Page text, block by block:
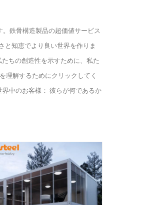
鉄骨構造製品の超価値サービス
と知恵でより良い世界を作りま
ちの創造性を示すために、私た
理解するためにクリックしてく
中のお客様： 彼らが何であるか